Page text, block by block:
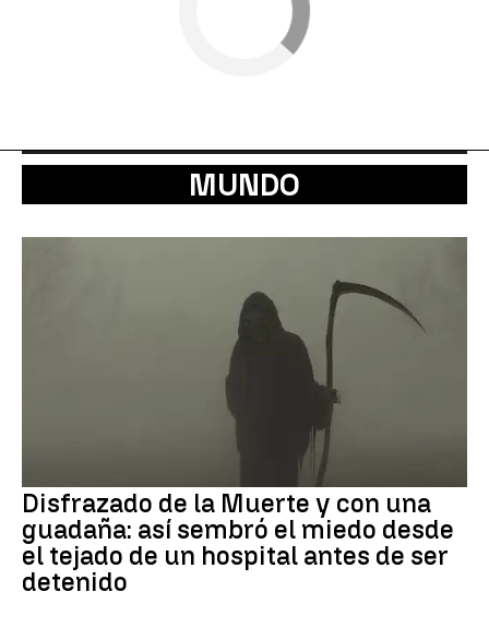
MUNDO
Disfrazado de la Muerte y con una
guadaña: así sembró el miedo desde
el tejado de un hospital antes de ser
detenido